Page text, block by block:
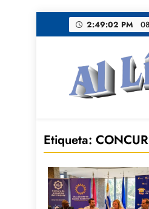
al
2:49:03 PM
Etiqueta: